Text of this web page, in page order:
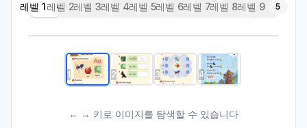
레벨 1 4
레벨 2 5
레벨 3 5
레벨 4 5
레벨 5 5
레벨 6 5
레벨 7 5
레벨 8 5
레벨 9 5
스크린샷 2025-09-26 오전 9.37.26
1/4
1 2 3 4
← → 키로 이미지를 탐색할 수 있습니다